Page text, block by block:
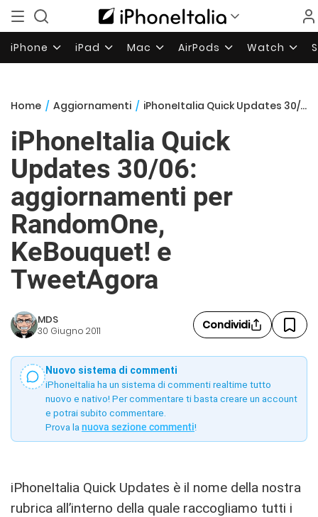
iPhone iPad Mac AirPods Watch
Home / Aggiornamenti / iPhoneItalia Quick Updates 30/06: aggiornamenti per RandomOne, KeBouquet! e TweetAgora
iPhoneItalia Quick
Updates 30/06:
aggiornamenti per
RandomOne,
KeBouquet! e
TweetAgora
MDS
30 Giugno 2011 Condividi
Nuovo sistema di commenti
iPhoneItalia ha un sistema di commenti realtime tutto
nuovo e nativo! Per commentare ti basta creare un account
e potrai subito commentare.
Prova la nuova sezione commenti!
iPhoneItalia Quick Updates è il nome della nostra
rubrica all’interno della quale raccogliamo tutti i